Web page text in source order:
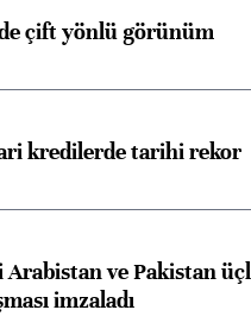
görüşmelere
çift yönlü görünüm
kredilerde tarihi rekor
ve Pakistan
imzaladı